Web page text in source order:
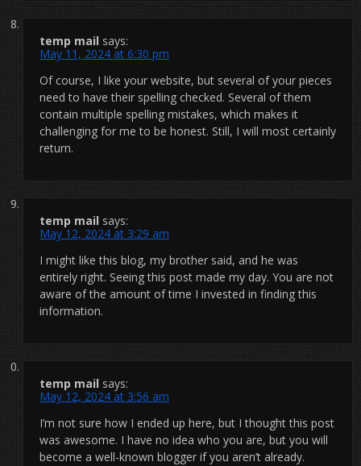
temp mail says:
May 11, 2024 at 6:30 pm
Of course, I like your website, but several of your pieces
need to have their spelling checked. Several of them
contain multiple spelling mistakes, which makes it
challenging for me to be honest. Still, I will most certainly
return.
temp mail says:
May 12, 2024 at 3:29 am
I might like this blog, my brother said, and he was
entirely right. Seeing this post made my day. You are not
aware of the amount of time I invested in finding this
information.
temp mail says:
May 12, 2024 at 3:56 am
I’m not sure how I ended up here, but I thought this post
was awesome. I have no idea who you are, but you will
become a well-known blogger if you aren’t already.